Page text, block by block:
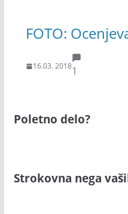
FOTO:
16.03. 20181
Poletno delo?
Strokovna nega